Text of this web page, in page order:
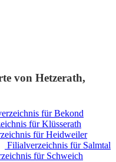
von Hetzerath,
für Bekond
für Klüsserath
für Heidweiler
Filialverzeichnis für Salmtal
für Schweich